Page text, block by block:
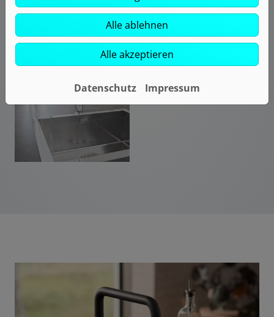
Bild: Grohe Blue
Alle ablehnen
Alle akzeptieren
Datenschutz Impressum